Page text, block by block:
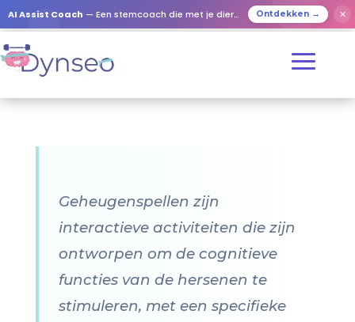
AI Assist Coach — Een stemcoach die met je dierbaren speelt Ontdekken → ✕
Geheugenspellen zijn
interactieve activiteiten die zijn
ontworpen om de cognitieve
functies van de hersenen te
stimuleren, met een specifieke